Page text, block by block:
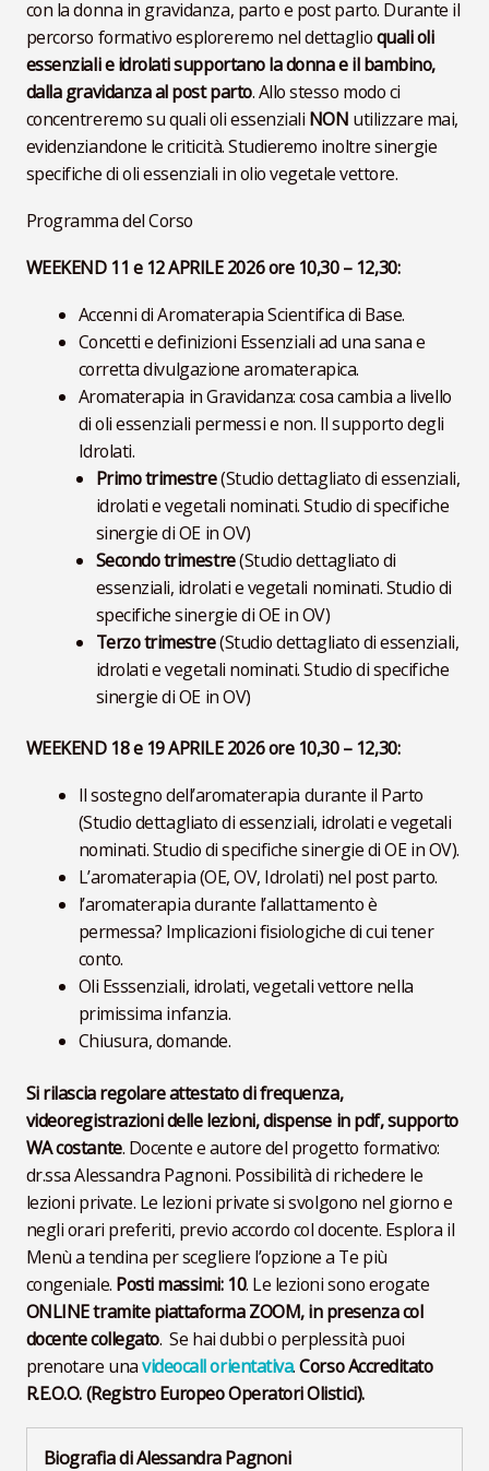
con la donna in gravidanza, parto e post parto. Durante il
percorso formativo esploreremo nel dettaglioquali oli
essenziali e idrolati supportano la donna e il bambino,
dalla gravidanza al post parto. Allo stesso modo ci
concentreremo su quali oli essenziali NON utilizzare mai,
evidenziandone le criticità. Studieremo inoltre sinergie
specifiche di oli essenziali in olio vegetale vettore.
Programma del Corso
WEEKEND 11 e 12 APRILE 2026 ore 10,30 – 12,30:
Accenni di Aromaterapia Scientifica di Base.
Concetti e definizioni Essenziali ad una sana e
corretta divulgazione aromaterapica.
Aromaterapia in Gravidanza: cosa cambia a livello
di oli essenziali permessi e non. Il supporto degli
Idrolati.
Primo trimestre(Studio dettagliato di essenziali,
idrolati e vegetali nominati. Studio di specifiche
sinergie di OE in OV)
Secondo trimestre(Studio dettagliato di
essenziali, idrolati e vegetali nominati. Studio di
specifiche sinergie di OE in OV)
Terzo trimestre(Studio dettagliato di essenziali,
idrolati e vegetali nominati. Studio di specifiche
sinergie di OE in OV)
WEEKEND 18 e 19 APRILE 2026 ore 10,30 – 12,30:
Il sostegno dell’aromaterapia durante il Parto
(Studio dettagliato di essenziali, idrolati e vegetali
nominati. Studio di specifiche sinergie di OE in OV).
L’aromaterapia (OE, OV, Idrolati) nel post parto.
l’aromaterapia durante l’allattamento è
permessa? Implicazioni fisiologiche di cui tener
conto.
Oli Esssenziali, idrolati, vegetali vettore nella
primissima infanzia.
Chiusura, domande.
Si rilascia regolare attestato di frequenza,
videoregistrazioni delle lezioni, dispense in pdf, supporto
WA costante. Docente e autore del progetto formativo:
dr.ssa Alessandra Pagnoni. Possibilità di richedere le
lezioni private. Le lezioni private si svolgono nel giorno e
negli orari preferiti, previo accordo col docente. Esplora il
Menù a tendina per scegliere l’opzione a Te più
congeniale. Posti massimi: 10. Le lezioni sono erogate
ONLINE tramite piattaforma ZOOM, in presenza col
docente collegato. Se hai dubbi o perplessità puoi
prenotare unavideocall orientativa.Corso Accreditato
R.E.O.O. (Registro Europeo Operatori Olistici).
Biografia di Alessandra Pagnoni